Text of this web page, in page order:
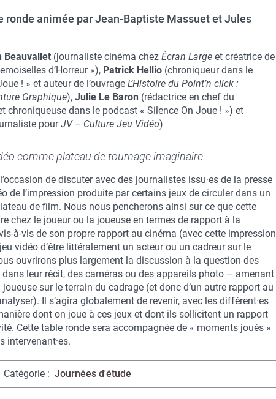
ronde animée par Jean-Baptiste Massuet et Jules
Beauvallet (journaliste cinéma chez Écran Large et créatrice de
d’Horreur »), Patrick Hellio (chroniqueur dans le
! » et auteur de l’ouvrage L’Histoire du Point’n click :
Graphique), Julie Le Baron (rédactrice en chef du
chroniqueuse dans le podcast « Silence On Joue ! ») et
pourJV – Culture Jeu Vidéo)
comme plateau de tournage imaginaire
de discuter avec des journalistes issu·es de la presse
de l’impression produite par certains jeux de circuler dans un
de film. Nous nous pencherons ainsi sur ce que cette
chez le joueur ou la joueuse en termes de rapport à la
à-vis de son propre rapport au cinéma (avec cette impression
vidéo d’être littéralement un acteur ou un cadreur sur le
ouvrirons plus largement la discussion à la question des
leur récit, des caméras ou des appareils photo – amenant
sur le terrain du cadrage (et donc d’un autre rapport au
Il s’agira globalement de revenir, avec les différent·es
dont on joue à ces jeux et dont ils sollicitent un rapport
Cette table ronde sera accompagnée de « moments joués »
intervenant·es.
Catégorie Journées d'étude